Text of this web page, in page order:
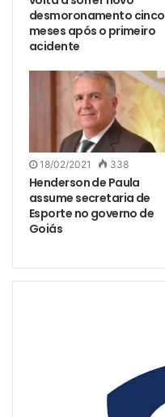
desmoronamento cinco
meses após o primeiro
acidente
18/02/2021 338
Henderson de Paula
assume secretaria de
Esporte no governo de
Goiás